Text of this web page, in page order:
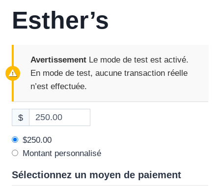
Esther’s
Avertissement Le mode de test est activé.
En mode de test, aucune transaction réelle
n’est effectuée.
$
$250.00
Montant personnalisé
Sélectionnez un moyen de paiement